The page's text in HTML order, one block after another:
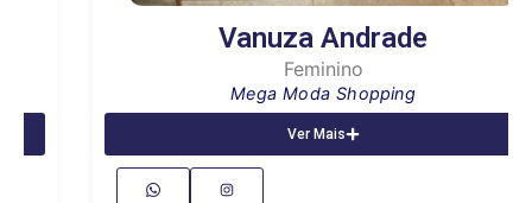
Vanuza Andrade
Feminino
Mega Moda Shopping
Ver Mais